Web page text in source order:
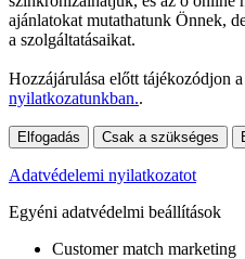
ajánlatokat mutathatunk Önnek,
a szolgáltatásaikat.
Hozzájárulása előtt tájékozódjon
nyilatkozatunkban..
Elfogadás Csak a szükséges
Adatvédelemi nyilatkozatot
Egyéni adatvédelmi beállítások
Customer match marketing